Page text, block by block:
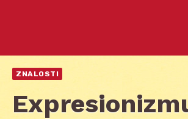
ZNALOSTI